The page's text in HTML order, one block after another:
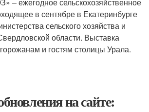
в сентябре в Екатеринбурге
сельского хозяйства и
области. Выставка
и гостям столицы Урала.
на сайте: